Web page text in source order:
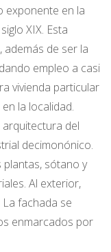
exponente en la
XIX. Esta
de ser la
empleo a casi
vivienda particular
la localidad.
del
decimonónico.
plantas, sótano y
Al exterior,
fachada se
enmarcados por